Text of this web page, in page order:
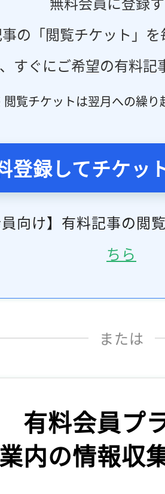
の「閲覧チケット」
すぐにご希望の有料記
覧チケットは翌月への繰り
登録してチケッ
員向け】有料記事の閲
ちら
または
有料会員プ
内の情報収